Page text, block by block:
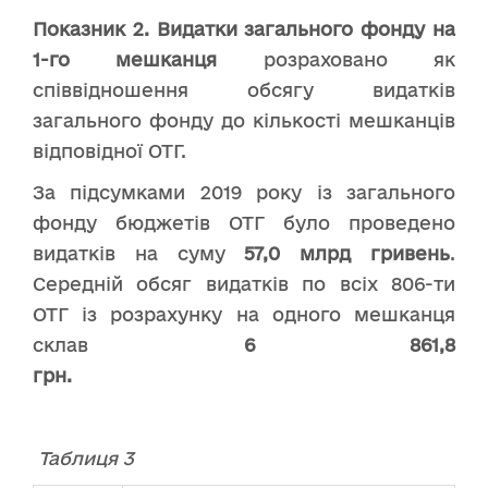
Показник 2. Видатки загального фонду на
1-го мешканця розраховано як
співвідношення обсягу видатків
загального фонду до кількості мешканців
відповідної ОТГ.
За підсумками 2019 року із загального
фонду бюджетів ОТГ було проведено
видатків на суму57,0 млрд гривень.
Середній обсяг видатків по всіх 806-ти
ОТГ із розрахунку на одного мешканця
склав 6 861,8
грн.
Таблиця 3